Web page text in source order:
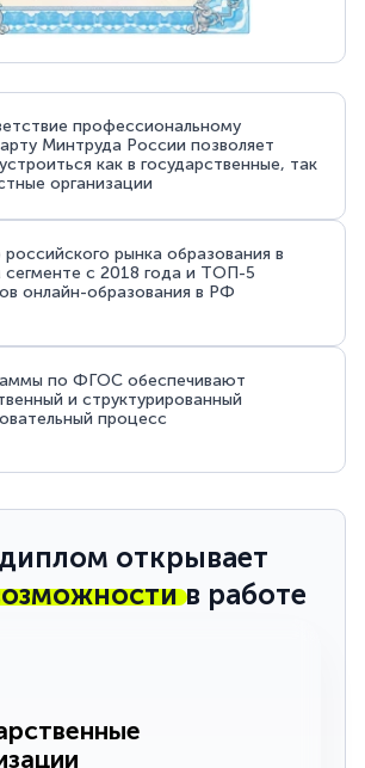
профессиональному
Минтруда России позволяет
как в государственные, так
организации
рынка образования в
сегменте с 2018 года и ТОП-5
онлайн-образования в РФ
по ФГОС обеспечивают
и структурированный
процесс
открывает
в работе